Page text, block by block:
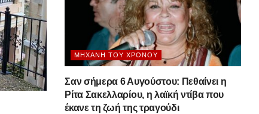
ΜΗΧΑΝΉ ΤΟΥ ΧΡΌΝΟΥ
Σαν σήμερα 6 Αυγούστου: Πεθαίνει η
Ρίτα Σακελλαρίου, η λαϊκή ντίβα που
έκανε τη ζωή της τραγούδι